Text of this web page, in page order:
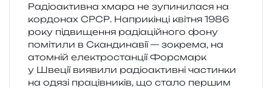
Радіоактивна хмара не зупи­ни­ла­ся на
кор­до­нах СРСР. Наприкінці кві­тня 1986
року під­ви­ще­н­ня раді­а­цій­но­го фону
помі­ти­ли в Скандинавії — зокре­ма, на
атом­ній еле­ктро­стан­ції Форсмарк
у Швеції вияви­ли радіо­актив­ні частин­ки
на одязі пра­ців­ни­ків, що стало пер­шим